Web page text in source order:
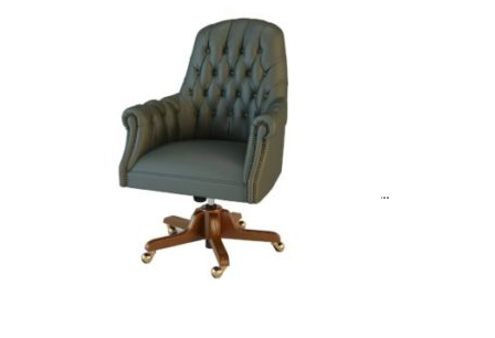
Art&Moble 01013G Кресло конфиде�...
6 954,57€